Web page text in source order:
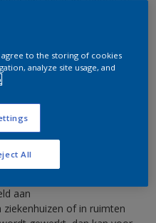
apparaten, wanden
of verminderen van
van chemische of
of reinigen met
aan
of in ruimten
agree to the storing of cookies
analyze site usage, and
All